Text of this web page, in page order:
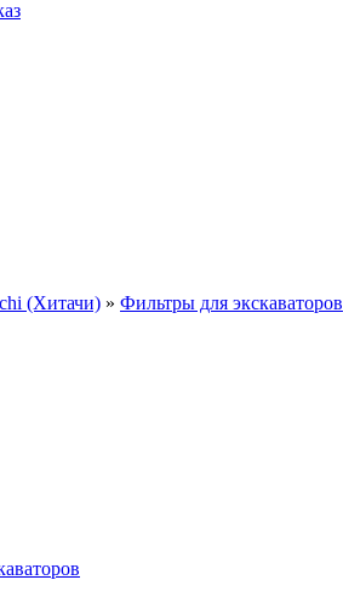
(Хитачи) » Фильтры для экскаваторов